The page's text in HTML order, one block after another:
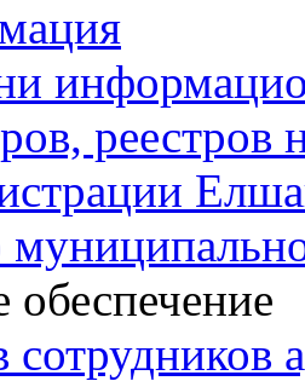
реестров
обеспечение
сотрудников